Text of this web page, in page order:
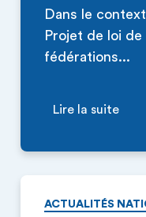
Dans le
Projet de loi
fédérations...
Lire la suite
ACTUALITÉS